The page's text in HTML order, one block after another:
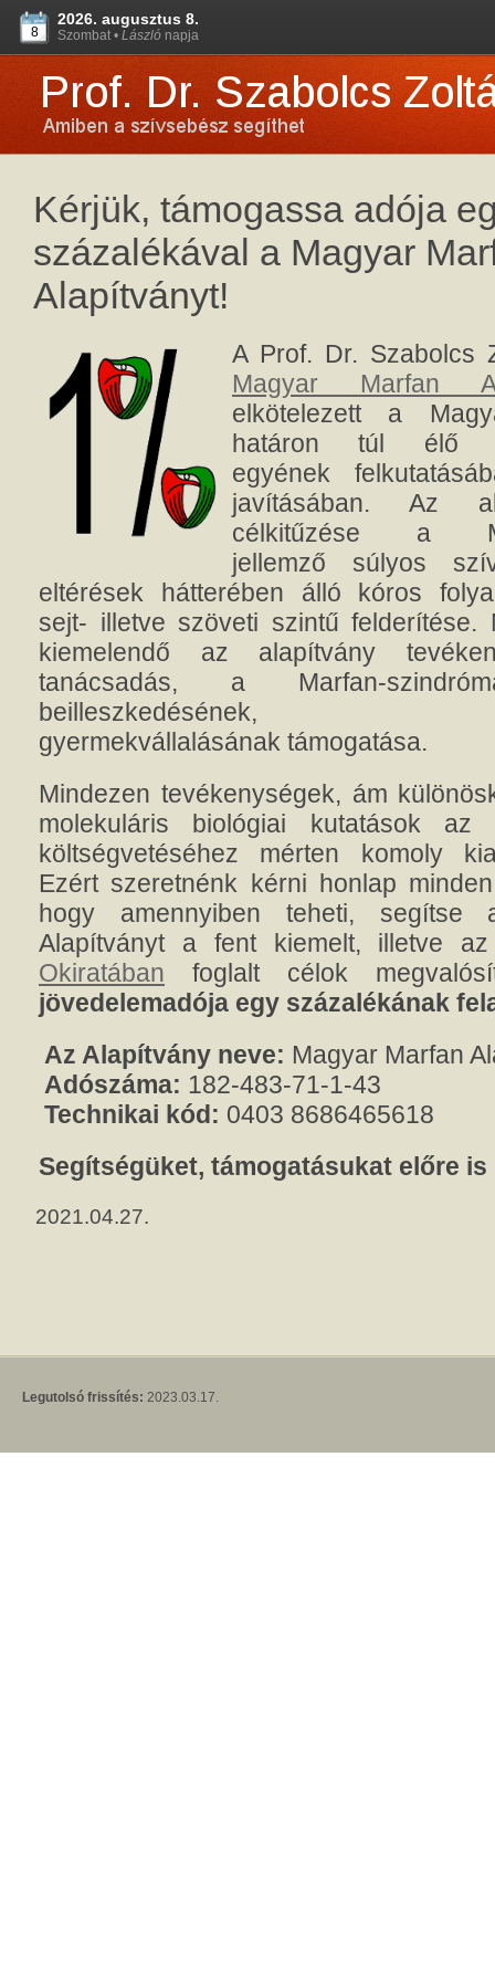
8
2026. augusztus 8.
Szombat • László napja
Kérjük, támogassa adója
százalékával a Magyar
Alapítványt!
A Prof. Dr. Szabolcs
Magyar Marfan
elkötelezett a
határon túl élő
egyének
javításában. Az
célkitűzése a
jellemző súlyos
eltérések hátterében álló kóros
sejt- illetve szöveti szintű felderítése.
kiemelendő az alapítvány
tanácsadás, a Marfan-
beilleszkedésének,
gyermekvállalásának támogatása.
Mindezen tevékenységek, ám
molekuláris biológiai kutatások az
költségvetéséhez mérten komoly
Ezért szeretnénk kérni honlap
hogy amennyiben teheti, segítse
Alapítványt a fent kiemelt, illetve
Okiratában foglalt célok
jövedelemadója egy százalékának
Az Alapítvány neve: Magyar Marfan
Adószáma: 182-483-71-1-43
Technikai kód: 0403 8686465618
Segítségüket, támogatásukat előre
2021.04.27.
Legutolsó frissítés: 2023.03.17.